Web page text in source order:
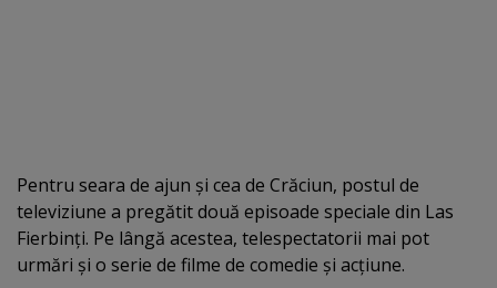
Pentru seara de ajun şi cea de Crăciun, postul de
televiziune a pregătit două episoade speciale din Las
Fierbinţi. Pe lângă acestea, telespectatorii mai pot
urmări şi o serie de filme de comedie şi acţiune.